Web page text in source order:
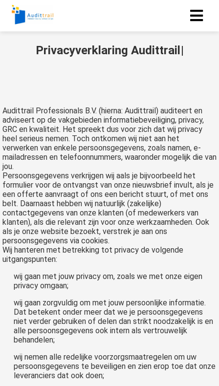
Privacyverkl aring Audittrai
Audittrail Professionals B.V. (hierna: Audittrail) auditeert en
adviseert op de vakgebieden informatiebeveiliging, privacy,
GRC en kwaliteit. Het spreekt dus voor zich dat wij privacy
heel serieus nemen. Toch ontkomen wij niet aan het
verwerken van enkele persoonsgegevens, zoals namen, e-
mailadressen en telefoonnummers, waaronder mogelijk die van
jou.
Persoonsgegevens verkrijgen wij aals je bijvoorbeeld het
formulier voor de ontvangst van onze nieuwsbrief invult, als je
een offerte aanvraagt of ons een bericht stuurt, of met ons
belt. Daarnaast hebben wij natuurlijk (zakelijke)
contactgegevens van onze klanten (of medewerkers van
klanten), als die relevant zijn voor onze werkzaamheden. Ook
als je onze website bezoekt, verstrek je aan ons
persoonsgegevens via cookies.
Wij hanteren met betrekking tot privacy de volgende
uitgangspunten:
wij gaan met jouw privacy om, zoals we met onze eigen
privacy omgaan;
wij gaan zorgvuldig om met jouw persoonlijke informatie.
Dat betekent onder meer dat we je persoonsgegevens
niet verder gebruiken of delen dan strikt noodzakelijk is en
alle persoonsgegevens ook intern als vertrouwelijk
behandelen;
wij nemen alle redelijke voorzorgsmaatregelen om uw
persoonsgegevens te beveiligen en zien erop toe dat onze
leveranciers dat ook doen;